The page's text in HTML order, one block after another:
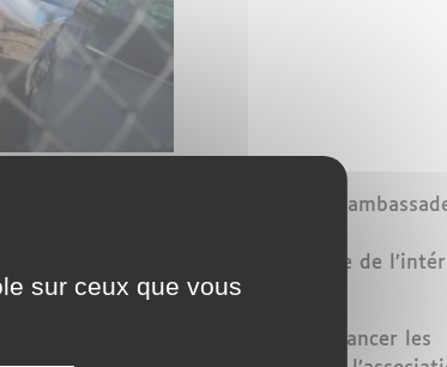
le préfet de police de Paris et
Selon l’association, cette
les services du ministère de
les informations permettant de lancer les
sur ceux que vous